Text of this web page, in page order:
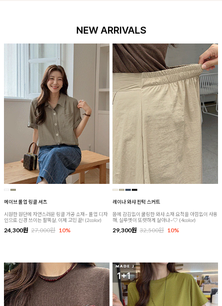
NEW ARRIVALS
메이브 롤업 링클 셔츠
시원한 원단에 자연스러운 링클 가공 소재~ 롤업 디자
인으로 신경 쓰이는 팔뚝살, 이제 고민 끝! (2color)
24,300원 27,000원 10%
레이나 와샤 핀턱 스커트
몸에 감김없이 쿨링한 와샤 소재 요척을 아낌없이 사용
해, 실루엣이 또렷하게 살아나~♡ (4color)
29,300원 32,500원 10%